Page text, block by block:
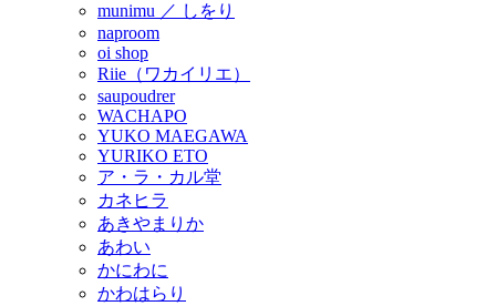
munimu ／ しをり
naproom
oi shop
Riie（ワカイリエ）
saupoudrer
WACHAPO
YUKO MAEGAWA
YURIKO ETO
ア・ラ・カル堂
カネヒラ
あきやまりか
あわい
かにわに
かわはらり